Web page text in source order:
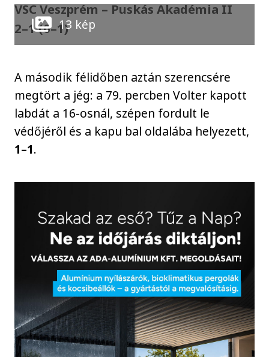
VSC Veszprém – Puskás Akadémia II
2–1 (0–1)13 kép
A második félidőben aztán szerencsére
megtört a jég: a 79. percben Volter kapott
labdát a 16-osnál, szépen fordult le
védőjéről és a kapu bal oldalába helyezett,
1–1.